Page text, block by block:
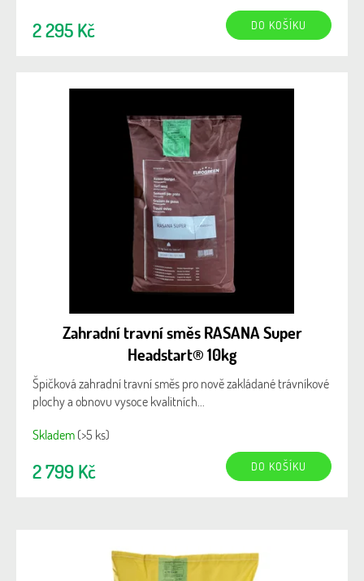
2 295 Kč DO KOŠÍKU
Zahradní travní směs RASANA Super
Headstart® 10kg
Špičková zahradní travní směs pro nově zakládané trávníkové
plochy a obnovu vysoce kvalitních...
Skladem(>5 ks)
2 799 Kč DO KOŠÍKU